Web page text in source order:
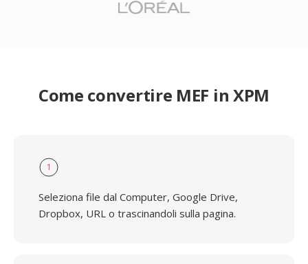
Come convertire MEF in XPM
1
Seleziona file dal Computer, Google Drive,
Dropbox, URL o trascinandoli sulla pagina.